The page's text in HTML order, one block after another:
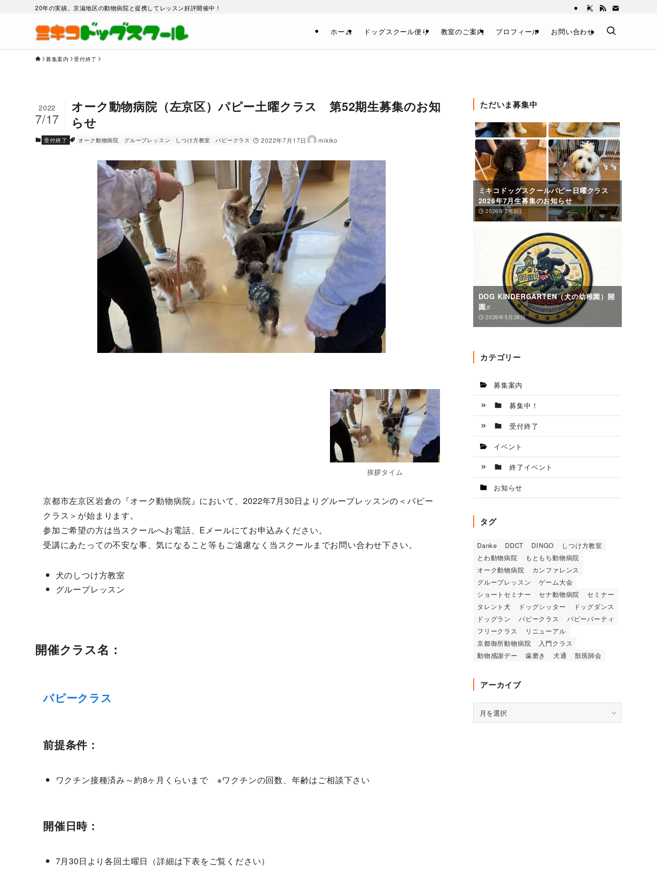
20年の実績。京滋地区の動物病院と提携してレッスン好評開催中！
ホーム ドッグスクール便り 教室のご案内 プロフィール お問い合わせ
募集案内 受付終了
オーク動物病院（左京区）パピー土曜クラス 第52期生募集のお知
らせ
2022
7/17
受付終了 オーク動物病院 グループレッスン しつけ方教室 パピークラス 2022年7月17日 mikiko
挨拶タイム
京都市左京区岩倉の『オーク動物病院』において、2022年7月30日よりグループレッスンの＜パピー
クラス＞が始まります。
参加ご希望の方は当スクールへお電話、Eメールにてお申込みください。
受講にあたっての不安な事、気になること等もご遠慮なく当スクールまでお問い合わせ下さい。
犬のしつけ方教室
グループレッスン
開催クラス名：
パピークラス
前提条件：
ワクチン接種済み～約8ヶ月くらいまで ※ワクチンの回数、年齢はご相談下さい
開催日時：
7月30日より各回土曜日（詳細は下表をご覧ください）
ただいま募集中
ミキコドッグスクールパピー日曜クラス
2026年7月生募集のお知らせ
2026年7月9日
DOG KINDERGARTEN（犬の幼稚園）開
園♬
2026年5月28日
カテゴリー
募集案内
募集中！
受付終了
イベント
終了イベント
お知らせ
タグ
Danke DDCT DINGO
しつけ方教室
とわ動物病院
もともち動物病院
オーク動物病院
カンファレンス
グループレッスン
ゲーム大会
ショートセミナー
セナ動物病院
セミナー
タレント犬
ドッグシッター
ドッグダンス
ドッグラン
パピークラス
パピーパーティ
フリークラス
リニューアル
京都御所動物病院
入門クラス
動物感謝デー
歯磨き 犬通 獣医師会
アーカイブ